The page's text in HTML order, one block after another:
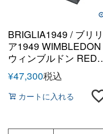
BRIGLIA1949 / ブリリ
ア1949 WIMBLEDON
ウィンブルドン REDA
ACTIVEウールサキソ
ニー1プリーツテーパ
ードシャーリングパン
¥47,300税込
カートに入れる